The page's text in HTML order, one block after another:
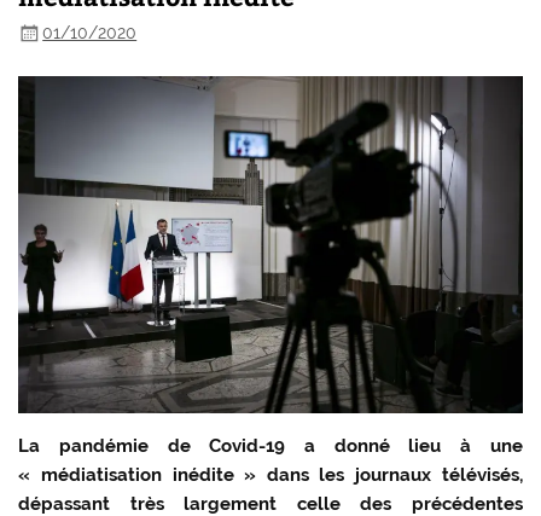
01/10/2020
La pandémie de Covid-19 a donné lieu à une
« médiatisation inédite » dans les journaux télévisés,
dépassant très largement celle des précédentes